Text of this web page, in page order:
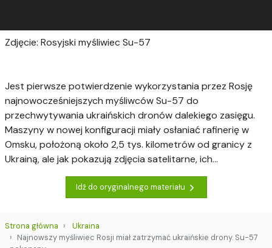
Zdjęcie: Rosyjski myśliwiec Su-57
Jest pierwsze potwierdzenie wykorzystania przez Rosję
najnowocześniejszych myśliwców Su-57 do
przechwytywania ukraińskich dronów dalekiego zasięgu.
Maszyny w nowej konfiguracji miały osłaniać rafinerię w
Omsku, położoną około 2,5 tys. kilometrów od granicy z
Ukrainą, ale jak pokazują zdjęcia satelitarne, ich...
Idź do oryginalnego materiału
Strona główna
Ukraina
Najnowszy myśliwiec Rosji miał zatrzymać ukraińskie drony. Su-57